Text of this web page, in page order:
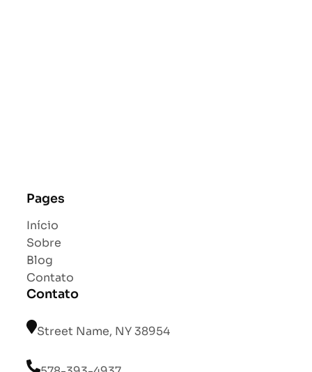
Pages
Início
Sobre
Blog
Contato
Contato
Street Name, NY 38954